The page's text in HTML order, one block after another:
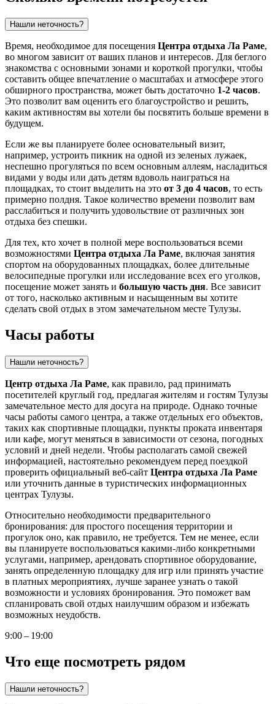
Нашли неточность?
Время, необходимое для посещения Центра отдыха Ла Раме,
во многом зависит от ваших планов и интересов. Для беглого
знакомства с основными зонами и короткой прогулки, чтобы
составить общее впечатление о масштабах и атмосфере этого
обширного пространства, может быть достаточно 1-2 часов.
Это позволит вам оценить его благоустройство и решить,
каким активностям вы хотели бы посвятить больше времени в
будущем.
Если же вы планируете более основательный визит,
например, устроить пикник на одной из зеленых лужаек,
неспешно прогуляться по всем основным аллеям, насладиться
видами у воды или дать детям вдоволь наиграться на
площадках, то стоит выделить на это от 3 до 4 часов, то есть
примерно полдня. Такое количество времени позволит вам
расслабиться и получить удовольствие от различных зон
отдыха без спешки.
Для тех, кто хочет в полной мере воспользоваться всеми
возможностями Центра отдыха Ла Раме, включая занятия
спортом на оборудованных площадках, более длительные
велосипедные прогулки или исследование всех его уголков,
посещение может занять и большую часть дня. Все зависит
от того, насколько активным и насыщенным вы хотите
сделать свой отдых в этом замечательном месте Тулузы.
Часы работы
Нашли неточность?
Центр отдыха Ла Раме, как правило, рад принимать
посетителей круглый год, предлагая жителям и гостям Тулузы
замечательное место для досуга на природе. Однако точные
часы работы самого центра, а также отдельных его объектов,
таких как спортивные площадки, пункты проката инвентаря
или кафе, могут меняться в зависимости от сезона, погодных
условий и дней недели. Чтобы располагать самой свежей
информацией, настоятельно рекомендуем перед поездкой
проверить официальный веб-сайт Центра отдыха Ла Раме
или уточнить данные в туристических информационных
центрах Тулузы.
Относительно необходимости предварительного
бронирования: для простого посещения территории и
прогулок оно, как правило, не требуется. Тем не менее, если
вы планируете воспользоваться какими-либо конкретными
услугами, например, арендовать спортивное оборудование,
занять определенную площадку для игр или принять участие
в платных мероприятиях, лучше заранее узнать о такой
возможности и условиях бронирования. Это поможет вам
спланировать свой отдых наилучшим образом и избежать
возможных неудобств.
9:00 – 19:00
Что еще посмотреть рядом
Нашли неточность?